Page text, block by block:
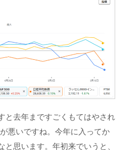
と去年まですごくもてはやされ
悪いですね。今年に入ってか
と思います。年初来でいうと、